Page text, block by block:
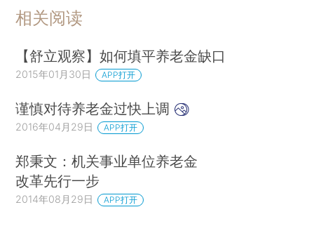
相关阅读
【舒立观察】如何填平养老金缺口
2015年01月30日 APP打开
谨慎对待养老金过快上调
2016年04月29日 APP打开
郑秉文：机关事业单位养老金
改革先行一步
2014年08月29日 APP打开